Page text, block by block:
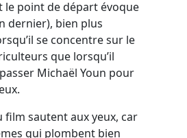
le point de départ évoque
dernier), bien plus
se concentre sur le
que lorsqu’il
Michaël Youn pour
film sautent aux yeux, car
qui plombent bien